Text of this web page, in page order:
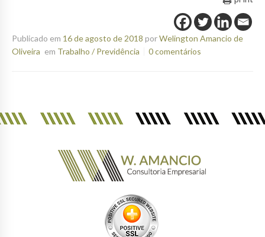
Publicado em 16 de agosto de 2018 porWelington Amancio de
Oliveira em Trabalho / Previdência 0 comentários